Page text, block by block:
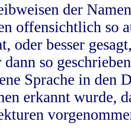
der
offensichtlich so
oder besser
dann so
Sprache in
erkannt wurde,